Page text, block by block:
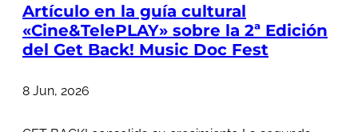
Artículo en la guía cultural
«Cine&TelePLAY» sobre la 2ª Edición
del Get Back! Music Doc Fest
8 Jun, 2026